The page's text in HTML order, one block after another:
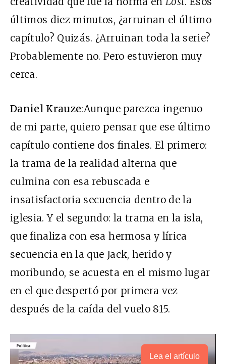
últimos diez minutos, ¿arruinan el último
capítulo? Quizás. ¿Arruinan toda la serie?
Probablemente no. Pero estuvieron muy
cerca.
Daniel Krauze:Aunque parezca ingenuo
de mi parte, quiero pensar que ese último
capítulo contiene dos finales. El primero:
la trama de la realidad alterna que
culmina con esa rebuscada e
insatisfactoria secuencia dentro de la
iglesia. Y el segundo: la trama en la isla,
que finaliza con esa hermosa y lírica
secuencia en la que Jack, herido y
moribundo, se acuesta en el mismo lugar
en el que despertó por primera vez
después de la caída del vuelo 815.
Lea el artículo